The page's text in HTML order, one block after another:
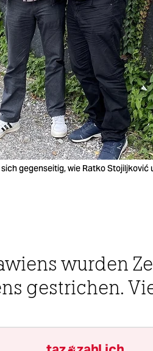
gegenseitig, wie Ratko Stojiljković
wurden
gestrichen.
